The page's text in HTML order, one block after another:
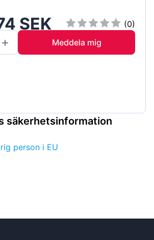
SEK
(0)
Meddela mig
säkerhetsinformation
person i EU